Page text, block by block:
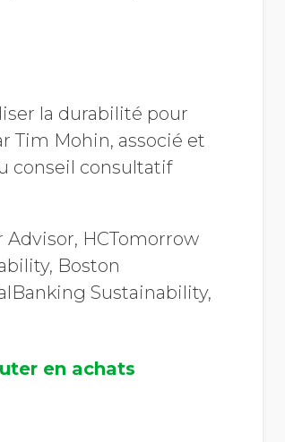
la durabilité pour
Tim Mohin, associé et
conseil consultatif
HCTomorrow
Boston
Sustainability,
en achats